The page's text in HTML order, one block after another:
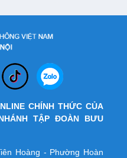
CHÍNH THỨC CỦA
TẬP ĐOÀN BƯU
Hoàng - Phường Hoàn